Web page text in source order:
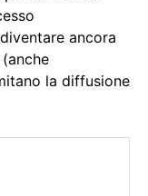
ancora
la diffusione